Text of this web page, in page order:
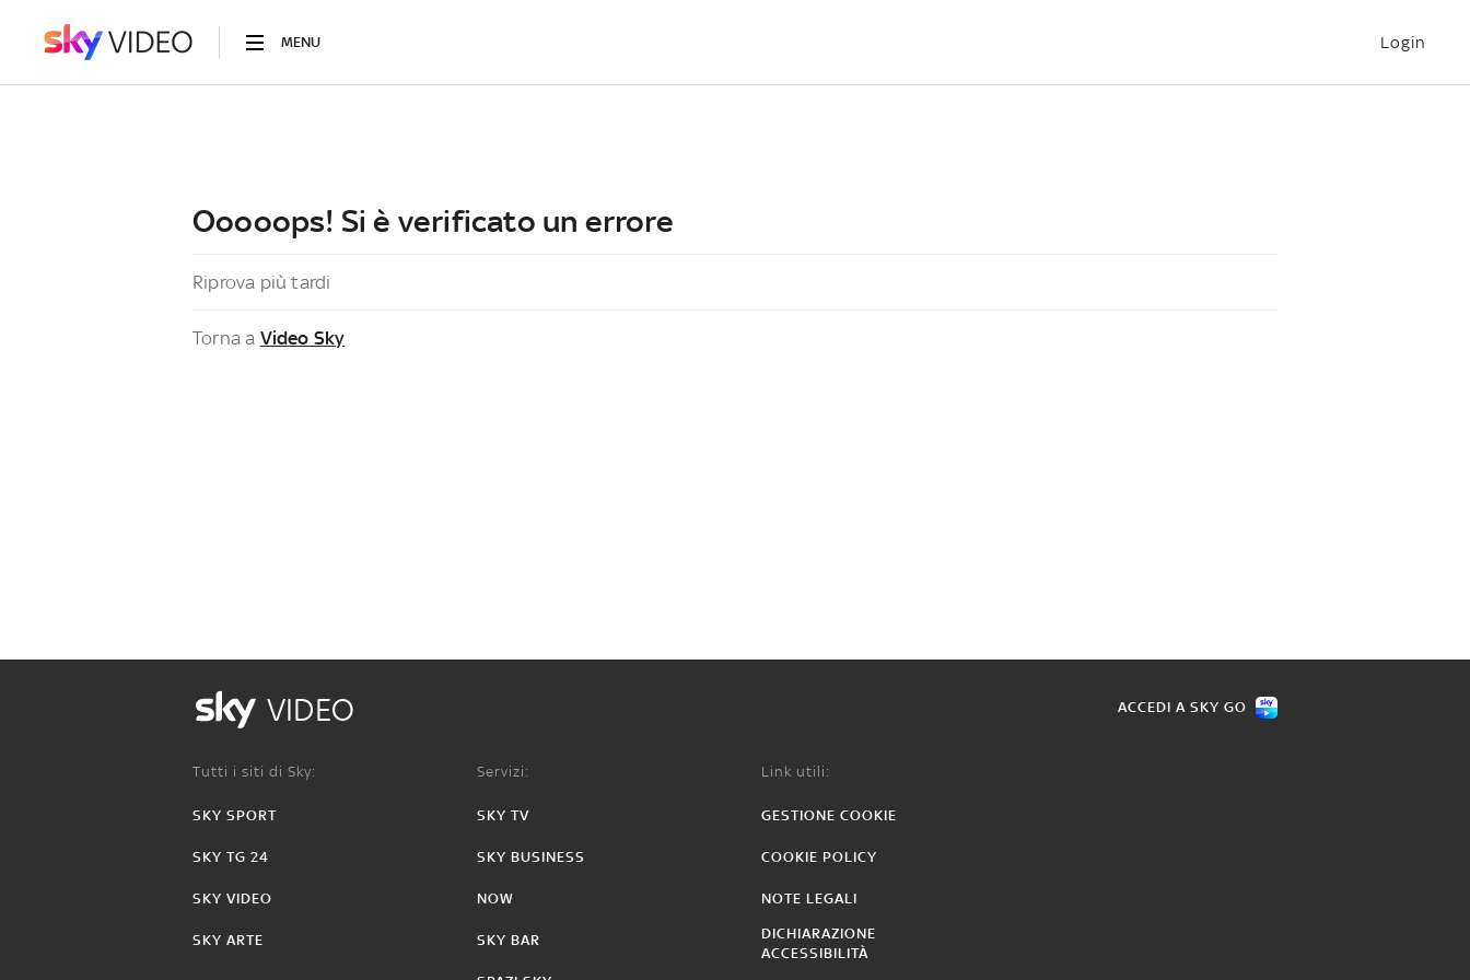
MENU Login
Ooooops! Si è verificato un errore
Riprova più tardi
Torna a Video Sky
VIDEO ACCEDI A SKY GO
Tutti i siti di Sky:
SKY SPORT
SKY TG 24
SKY VIDEO
SKY ARTE
Servizi:
SKY TV
SKY BUSINESS
NOW
SKY BAR
Link utili:
GESTIONE COOKIE
COOKIE POLICY
NOTE LEGALI
DICHIARAZIONE
ACCESSIBILITÀ